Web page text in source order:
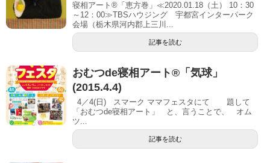
寝相アート®「恵方巻」≪2020.01.18（土） 10：30
～12：00≫TBSハウジング 宇都宮インターパーク
会場（栃木県河内郡上三川...
記事を読む
おむつde寝相アート®「気球」
(2015.4.4)
4／4(日) スマーク ママフェスタにて 題して
「おむつde寝相アート」 と、言うことで、 オム
ツ...
記事を読む